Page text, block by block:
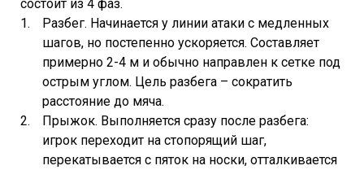
состоит из 4 фаз.
Разбег. Начинается у линии атаки с медленных
шагов, но постепенно ускоряется. Составляет
примерно 2-4 м и обычно направлен к сетке под
острым углом. Цель разбега – сократить
расстояние до мяча.
Прыжок. Выполняется сразу после разбега:
игрок переходит на стопорящий шаг,
перекатывается с пяток на носки, отталкивается